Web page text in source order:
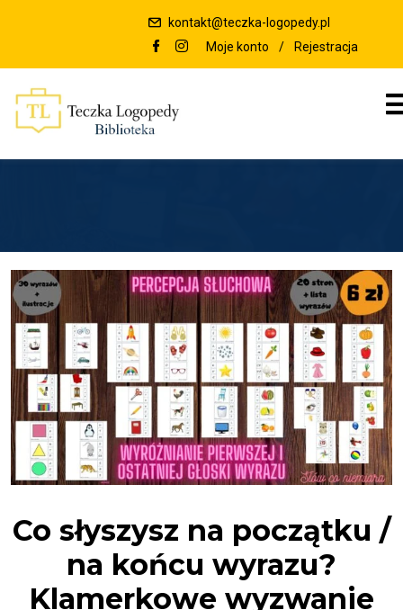
kontakt@teczka-logopedy.pl
Moje konto
/ Rejestracja
Co słyszysz na początku /
na końcu wyrazu?
Klamerkowe wyzwanie